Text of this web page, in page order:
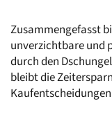
Zusammengefasst
unverzichtbare und
durch den
bleibt die